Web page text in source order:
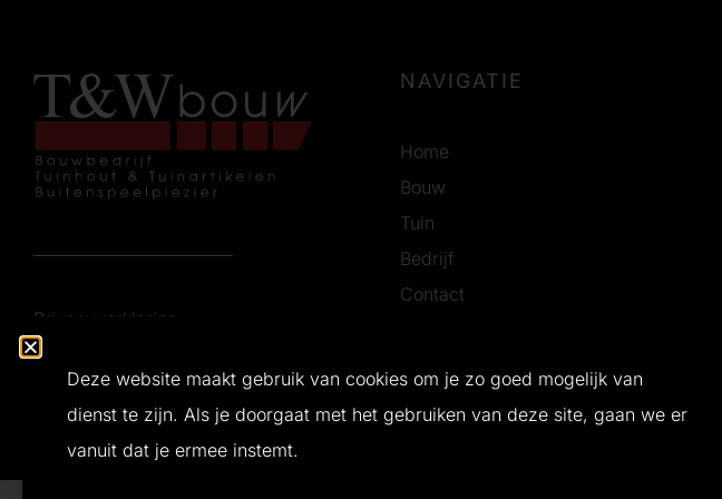
Privacyverklaring
NAVIGATIE
Home
Bouw
Tuin
Bedrijf
Contact
Deze website maakt gebruik van cookies om je zo goed mogelijk van
dienst te zijn. Als je doorgaat met het gebruiken van deze site, gaan we er
vanuit dat je ermee instemt.